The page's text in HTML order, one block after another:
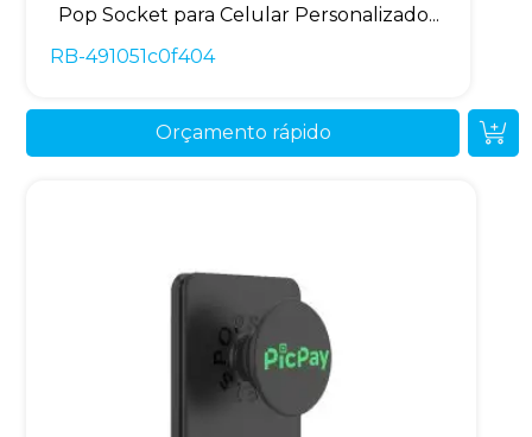
Pop Socket para Celular Personalizado...
RB-491051c0f404
Orçamento rápido